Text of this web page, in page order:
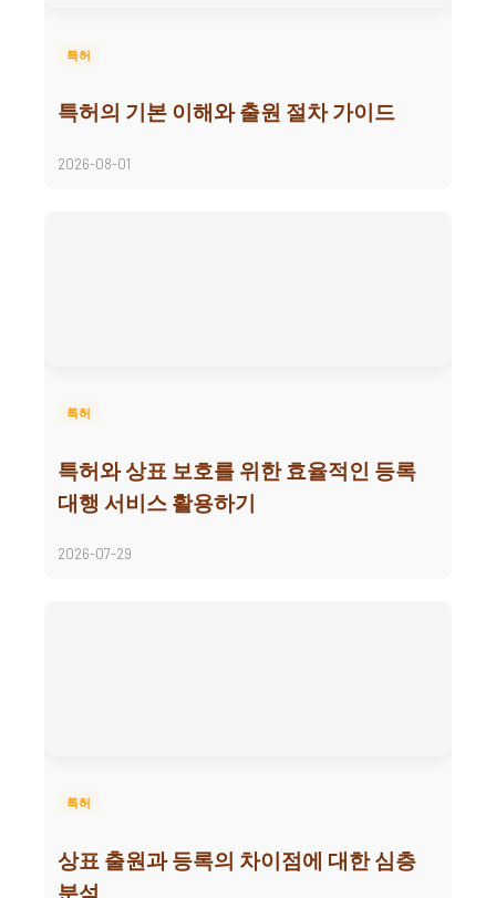
특허
특허의 기본 이해와 출원 절차 가이드
2026-08-01
특허
특허와 상표 보호를 위한 효율적인 등록
대행 서비스 활용하기
2026-07-29
특허
상표 출원과 등록의 차이점에 대한 심층
분석